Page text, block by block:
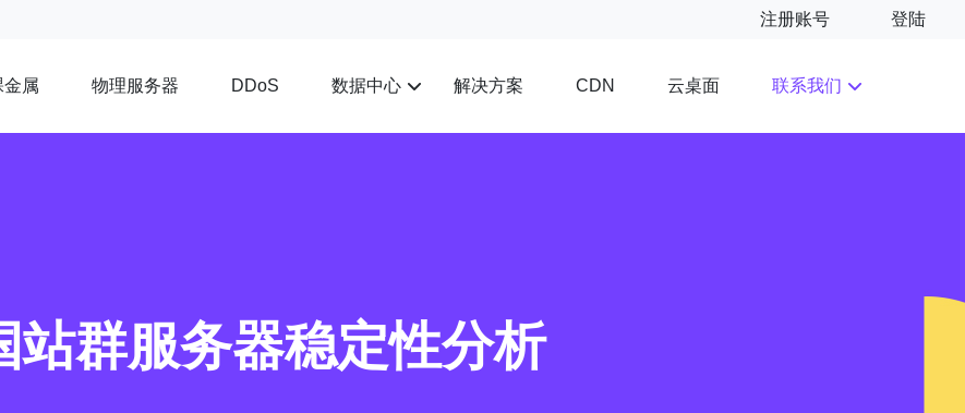
注册账号 登陆
金属 物理服务器 DDoS 数据中心 解决方案 CDN 云桌面 联系我们
站群服务器稳定性分析